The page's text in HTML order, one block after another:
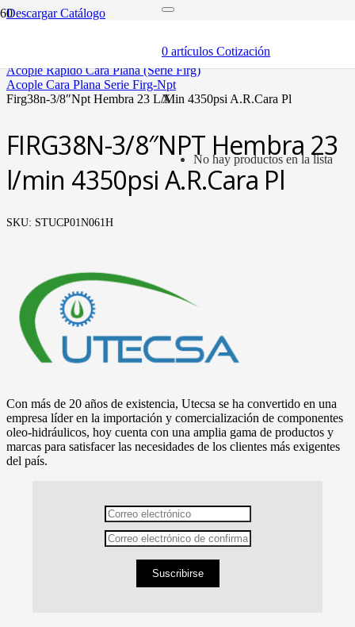
0 artículos Cotización
X
No hay productos en la lista
Descargar Catálogo
acople rápido cara plana (serie firg)
acople cara plana serie firg-npt
firg38n-3/8″npt hembra 23 l/min 4350psi a.r.cara pl
FIRG38N-3/8″NPT Hembra 23
l/min 4350psi A.R.Cara Pl
SKU: STUCP01N061H
Con más de 20 años de existencia, Utecsa se ha convertido en una
empresa líder en la importación y comercialización de componentes
oleo-hidráulicos, hoy cuenta con una amplia gama de productos y
marcas para satisfacer las necesidades de los clientes más exigentes
del país.
Suscribirse